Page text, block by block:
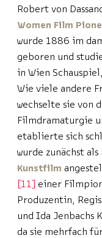
Robert von
Women Film
wurde 1886 im
geboren und
in Wien
Wie viele andere
wechselte sie von
Filmdramaturgie
etablierte sich
wurde zunächst
Kunstfilm
11
einer
Produzentin,
und Ida Jenbachs
da sie mehrfach